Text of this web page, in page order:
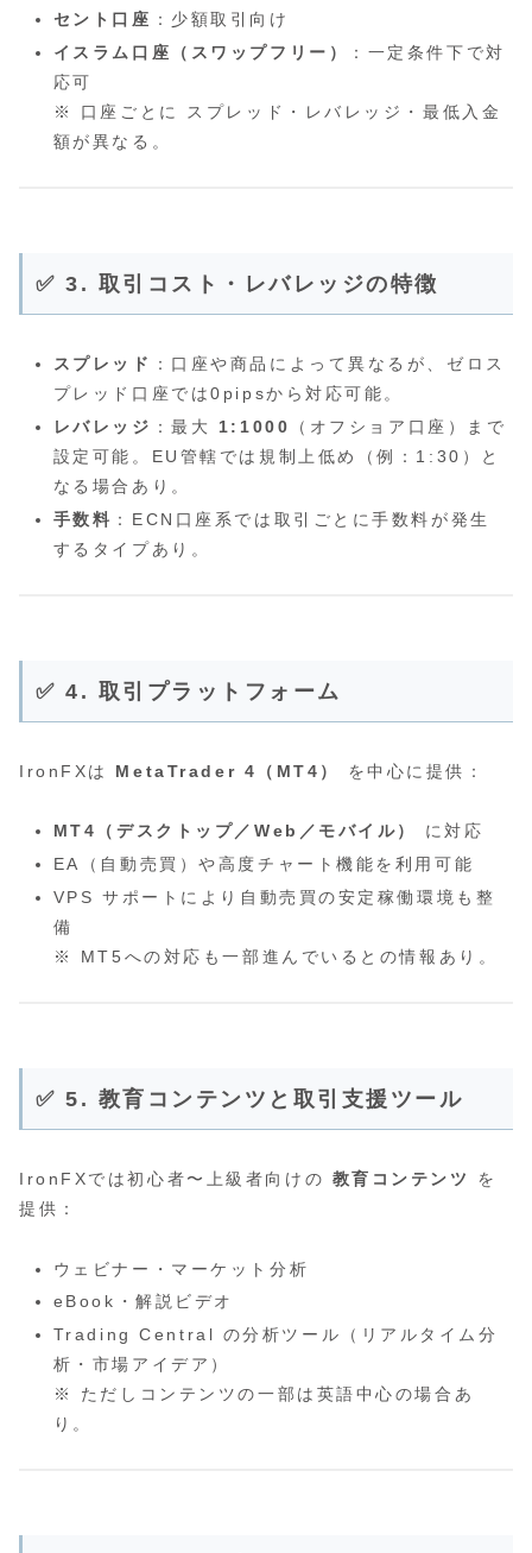
セント口座 ：少額取引向け
イスラム口座（スワップフリー）
：一定条件下で対
応可
※ 口座ごとに スプレッド・レバレッジ・最低入金
額が異なる。
✅ 3. 取引コスト・レバレッジの特徴
スプレッド
：口座や商品によって異なるが、ゼロス
プレッド口座では0pipsから対応可能。
レバレッジ ：最大 1:1000
（オフショア口座）まで
設定可能。EU管轄では規制上低め（例：1:30）と
なる場合あり。
手数料 ：ECN口座系では取引ごとに手数料が発生
するタイプあり。
✅ 4. 取引プラットフォーム
IronFXは MetaTrader 4（MT4） を中心に提供：
MT4（デスクトップ／Web／モバイル）
に対応
EA（自動売買）や高度チャート機能を利用可能
VPS サポートにより自動売買の安定稼働環境も整
備
※ MT5への対応も一部進んでいるとの情報あり。
✅ 5. 教育コンテンツと取引支援ツール
IronFXでは初心者〜上級者向けの 教育コンテンツ
を
提供：
ウェビナー・マーケット分析
eBook・解説ビデオ
Trading Central の分析ツール（リアルタイム分
析・市場アイデア）
※ ただしコンテンツの一部は英語中心の場合あ
り。